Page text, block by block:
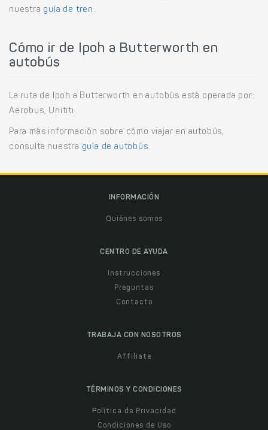
nuestra guía de tren .
Cómo ir de Ipoh a Butterworth en
autobús
La ruta de Ipoh a Butterworth en autobús está operada por:
Aerobus, Unititi.
Para más información sobre cómo viajar en autobús,
consulta nuestra guía de autobús.
INFORMACIÓN
Quiénes somos
CENTRO DE AYUDA
Instrucciones
Preguntas
Contacto
TRABAJA CON NOSOTROS
Affiliate
TÉRMINOS Y CONDICIONES
Política de Privacidad
Condiciones de Uso